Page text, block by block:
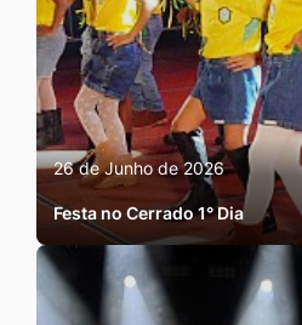
26 de Junho de 2026
Festa no Cerrado 1° Dia